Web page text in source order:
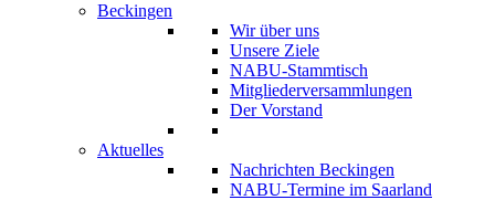
Beckingen
Wir über uns
Unsere Ziele
NABU-Stammtisch
Mitgliederversammlungen
Der Vorstand
Aktuelles
Nachrichten Beckingen
NABU-Termine im Saarland